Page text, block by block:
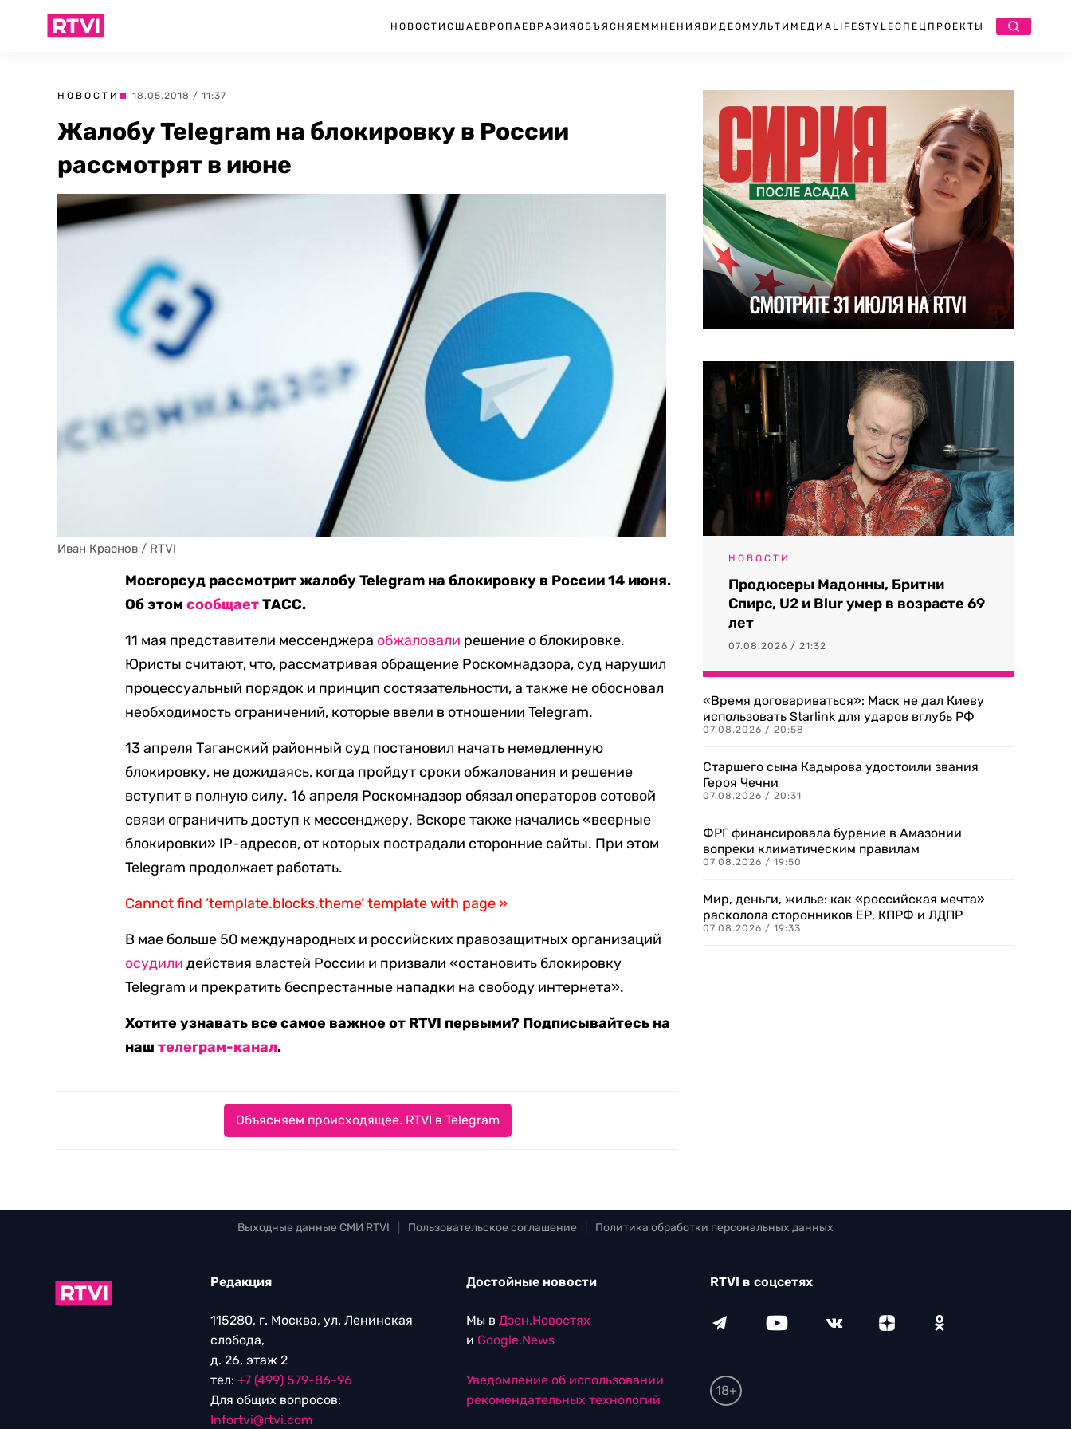
НОВОСТИ США ЕВРОПА ЕВРАЗИЯ ОБЪЯСНЯЕМ МНЕНИЯ ВИДЕО МУЛЬТИМЕДИА LIFESTYLEСПЕЦПРОЕКТЫ
НОВОСТИ | 18.05.2018 / 11:37
Жалобу Telegram на блокировку в России
рассмотрят в июне
Иван Краснов / RTVI
Мосгорсуд рассмотрит жалобу Telegram на блокировку в России 14 июня.
Об этомсообщаетТАСС.
11 мая представители мессенджера обжаловали решение о блокировке.
Юристы считают, что, рассматривая обращение Роскомнадзора, суд нарушил
процессуальный порядок и принцип состязательности, а также не обосновал
необходимость ограничений, которые ввели в отношении Telegram.
13 апреля Таганский районный суд постановил начать немедленную
блокировку, не дожидаясь, когда пройдут сроки обжалования и решение
вступит в полную силу. 16 апреля Роскомнадзор обязал операторов сотовой
связи ограничить доступ к мессенджеру. Вскоре также начались «веерные
блокировки» IP-адресов, от которых пострадали сторонние сайты. При этом
Telegram продолжает работать.
Cannot find ‘template.blocks.theme’ template with page »
В мае больше 50 международных и российских правозащитных организаций
осудили действия властей России и призвали «остановить блокировку
Telegram и прекратить беспрестанные нападки на свободу интернета».
Хотите узнавать все самое важное от RTVI первыми? Подписывайтесь на
наштелеграм-канал.
Объясняем происходящее. RTVI в Telegram
НОВОСТИ
Продюсеры Мадонны, Бритни
Спирс, U2 и Blur умер в возрасте 69
лет
07.08.2026 / 21:32
«Время договариваться»: Маск не дал Киеву
использовать Starlink для ударов вглубь РФ
07.08.2026 / 20:58
Старшего сына Кадырова удостоили звания
Героя Чечни
07.08.2026 / 20:31
ФРГ финансировала бурение в Амазонии
вопреки климатическим правилам
07.08.2026 / 19:50
Мир, деньги, жилье: как «российская мечта»
расколола сторонников ЕР, КПРФ и ЛДПР
07.08.2026 / 19:33
Выходные данные СМИ RTVI Пользовательское соглашение Политика обработки персональных данных
Редакция
115280, г. Москва, ул. Ленинская
слобода,
д. 26, этаж 2
тел: +7 (499) 579-86-96
Для общих вопросов:
Infortvi@rtvi.com
Достойные новости
Мы в Дзен.Новостях
и Google.News
Уведомление об использовании
рекомендательных технологий
RTVI в соцсетях
18+